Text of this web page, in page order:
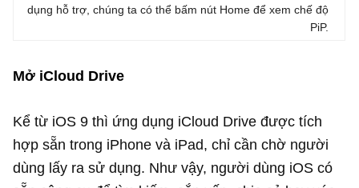
dụng hỗ trợ, chúng ta có thể bấm nút Home để xem chế độ
PiP.
Mở iCloud Drive
Kể từ iOS 9 thì ứng dụng iCloud Drive được tích
hợp sẵn trong iPhone và iPad, chỉ cần chờ người
dùng lấy ra sử dụng. Như vậy, người dùng iOS có